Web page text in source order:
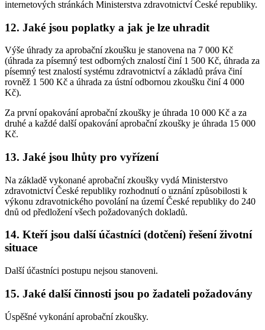
internetových stránkách Ministerstva zdravotnictví České republiky.
12. Jaké jsou poplatky a jak je lze uhradit
Výše úhrady za aprobační zkoušku je stanovena na 7 000 Kč
(úhrada za písemný test odborných znalostí činí 1 500 Kč, úhrada za
písemný test znalostí systému zdravotnictví a základů práva činí
rovněž 1 500 Kč a úhrada za ústní odbornou zkoušku činí 4 000
Kč).
Za první opakování aprobační zkoušky je úhrada 10 000 Kč a za
druhé a každé další opakování aprobační zkoušky je úhrada 15 000
Kč.
13. Jaké jsou lhůty pro vyřízení
Na základě vykonané aprobační zkoušky vydá Ministerstvo
zdravotnictví České republiky rozhodnutí o uznání způsobilosti k
výkonu zdravotnického povolání na území České republiky do 240
dnů od předložení všech požadovaných dokladů.
14. Kteří jsou další účastníci (dotčení) řešení životní
situace
Další účastníci postupu nejsou stanoveni.
15. Jaké další činnosti jsou po žadateli požadovány
Úspěšné vykonání aprobační zkoušky.